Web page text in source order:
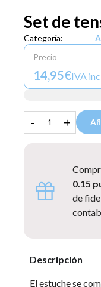
Set de
Categoría:
Precio
14,95€IVA
- +
0.15
de
Descripción
El estuche se